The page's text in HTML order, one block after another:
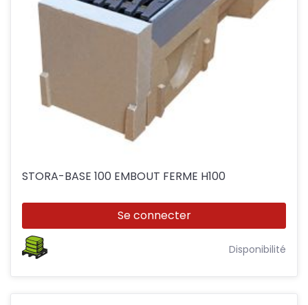
STORA-BASE 100 EMBOUT FERME H100
Se connecter
Disponibilité